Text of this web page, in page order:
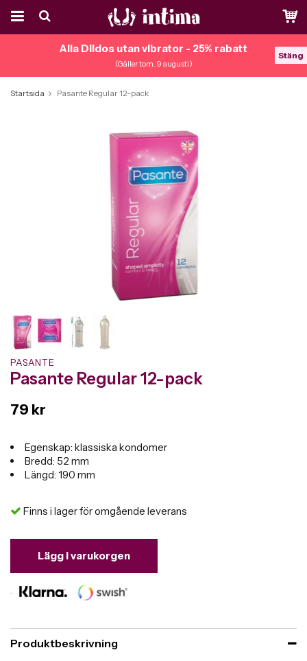
Alla Dildos utan vibrator - 25% rabatt
(Gäller tom. 9 augusti)
Stäng
Startsida Pasante Regular 12-pack
PASANTE
Pasante Regular 12-pack
79 kr
Egenskap: klassiska kondomer
Bredd: 52 mm
Längd: 190 mm
Finns i lager för omgående leverans
Lägg i varukorgen
Produktbeskrivning